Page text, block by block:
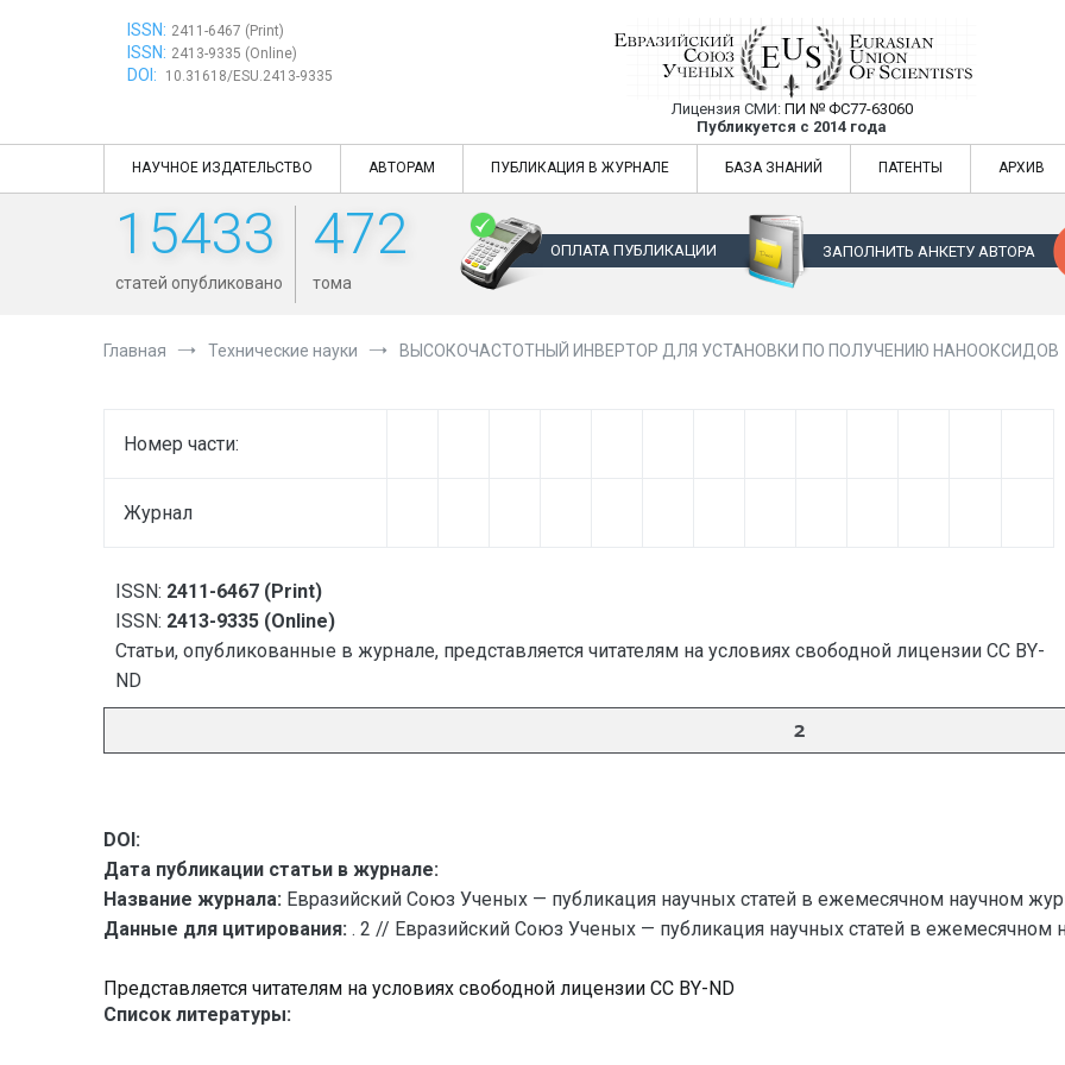
ISSN: 2411-6467 (Print)
ISSN: 2413-9335 (Online)
DOI: 10.31618/ESU.2413-9335
Евразийский Союз Ученых —
Лицензия СМИ: ПИ № ФС77-63060
Публикуется с 2014 года
Евразийский Союз Ученых — публикация научных статей в
НАУЧНОЕ ИЗДАТЕЛЬСТВО АВТОРАМ ПУБЛИКАЦИЯ В ЖУРНАЛЕ БАЗА ЗНАНИЙ ПАТЕНТЫ АРХИВ
15433
статей опубликовано
472
тома
ОПЛАТА ПУБЛИКАЦИИ ЗАПОЛНИТЬ АНКЕТУ АВТОРА
Главная Технические науки ВЫСОКОЧАСТОТНЫЙ ИНВЕРТОР ДЛЯ УСТАНОВКИ ПО ПОЛУЧЕНИЮ НАНООКСИДОВ
Номер части:
Журнал
ISSN: 2411-6467 (Print)
ISSN: 2413-9335 (Online)
Статьи, опубликованные в журнале, представляется читателям на условиях свободной лицензии CC BY-
ND
2
DOI:
Дата публикации статьи в журнале:
Название журнала: Евразийский Союз Ученых — публикация научных статей в ежемесячном научном
Данные для цитирования: . 2 // Евразийский Союз Ученых — публикация научных статей в ежемесячном
Представляется читателям на условиях свободной лицензии CC BY-ND
Список литературы: